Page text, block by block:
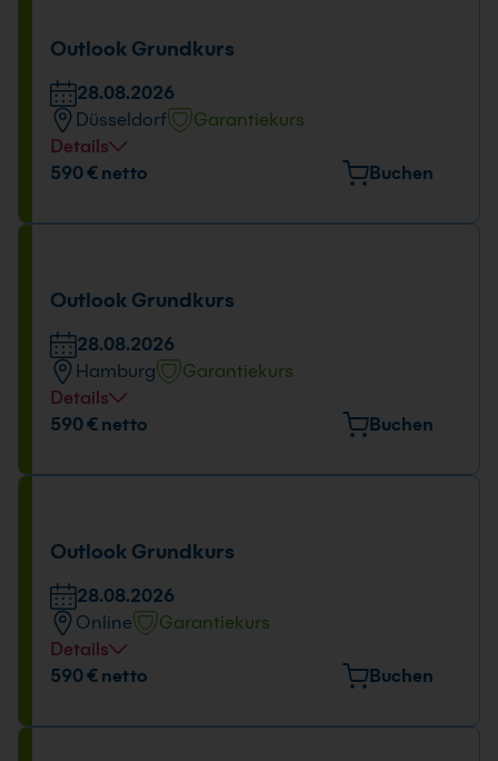
Outlook Grundkurs
28.08.2026
Düsseldorf
Garantiekurs
Details
Veranstaltungsort
28.08.2026
590 € netto Buchen
Outlook Grundkurs
28.08.2026
Hamburg
Garantiekurs
Details
Veranstaltungsort
28.08.2026
590 € netto Buchen
Outlook Grundkurs
28.08.2026
Online
Garantiekurs
Details
Tage und Uhrzeit
590 € netto Buchen